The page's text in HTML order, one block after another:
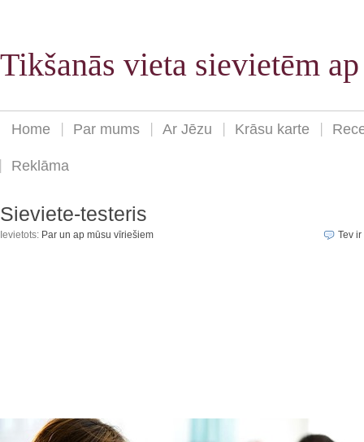
Tikšanās vieta sievietēm
Home Par mums Ar Jēzu Krāsu karte
Reklāma
Sieviete-testeris
Ievietots: Par un ap mūsu vīriešiem Tev ir